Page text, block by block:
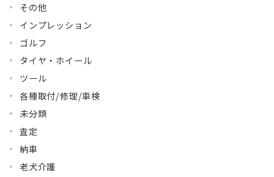
その他
インプレッション
ゴルフ
タイヤ・ホイール
ツール
各種取付/修理/車検
未分類
査定
納車
老犬介護